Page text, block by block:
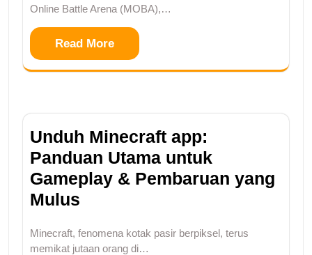
Online Battle Arena (MOBA),…
Read More
Unduh Minecraft app:
Panduan Utama untuk
Gameplay & Pembaruan yang
Mulus
Minecraft, fenomena kotak pasir berpiksel, terus
memikat jutaan orang di…